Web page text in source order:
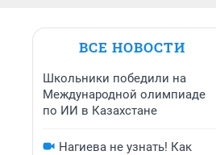
ВСЕ НОВОСТИ
Школьники победили на
Международной олимпиаде
по ИИ в Казахстане
Нагиева не узнать! Как